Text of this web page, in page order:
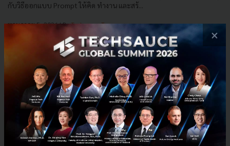
กับวิธีออกแบบ Prompt ให้คิด ทำงาน และสร้...
พฤษภาคม 5, 2026| ByTechsauce Team
anthropic prompt-engineer
×